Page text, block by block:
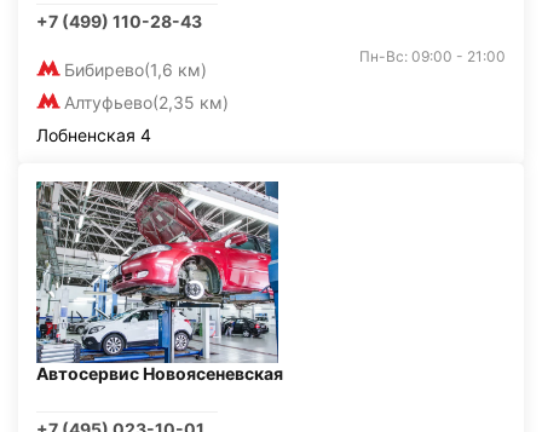
+7 (499) 110-28-43
Бибирево(1,6 км)
Алтуфьево(2,35 км)
Пн-Вс: 09:00 - 21:00
Лобненская 4
Автосервис Новоясеневская